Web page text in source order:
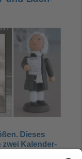
Dieses
zwei Kalender-